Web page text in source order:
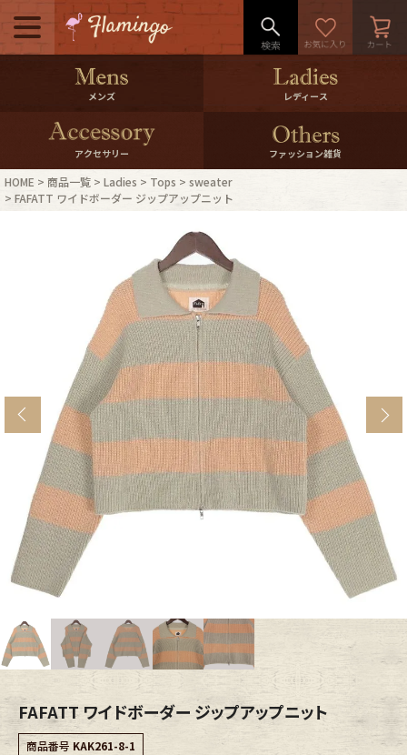
メニュー
500pt＆10％Offクーポンプレゼン
ト
10％0ffクーポンプレゼント
ログイン・会員登録
ご利用ガイド International Shipping
店舗紹介 特集一覧
ブランドから探す スタッフコーディネート
年代から探す 古着卸DOCK
Tops
Bottoms Fafatt
レディース商品カテゴリーから探す
メンズ レディース
アクセサリー ファッション雑貨
HOME 商品一覧 Ladies Tops
sweater
FAFATT ワイドボーダー ジップアップニット
FAFATT ワイドボーダー ジップアップニット
商品番号 KAK261-8-1